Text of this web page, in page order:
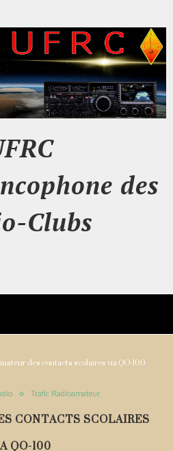
des
Clubs
des contacts scolaires via QO-100
Trafic Radioamateur
CONTACTS SCOLAIRES